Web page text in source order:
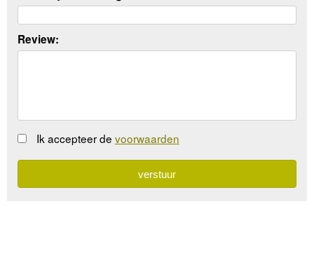
Review:
Ik accepteer de voorwaarden